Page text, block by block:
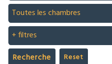
Toutes les chambres
+ filtres
Recherche